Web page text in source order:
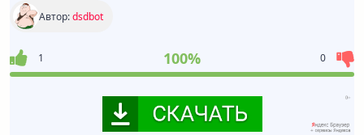
Автор:dsdbot
1 100% 0